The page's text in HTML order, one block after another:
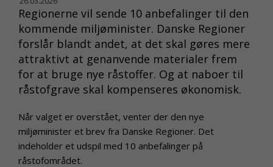
Regionerne vil sende 10 anbefalinger til den
kommende miljøminister. Danske Regioner
forslår blandt andet, at det skal gøres mere
attraktivt at genanvende materialer frem
for at bruge nye råstoffer. Og at naboer til
råstofgrave skal kompenseres økonomisk.
Når valget er overstået, venter der den nye
miljøminister et brev fra Danske Regioner. Det
indeholder et udspil med 10 anbefalinger på
råstofområdet.